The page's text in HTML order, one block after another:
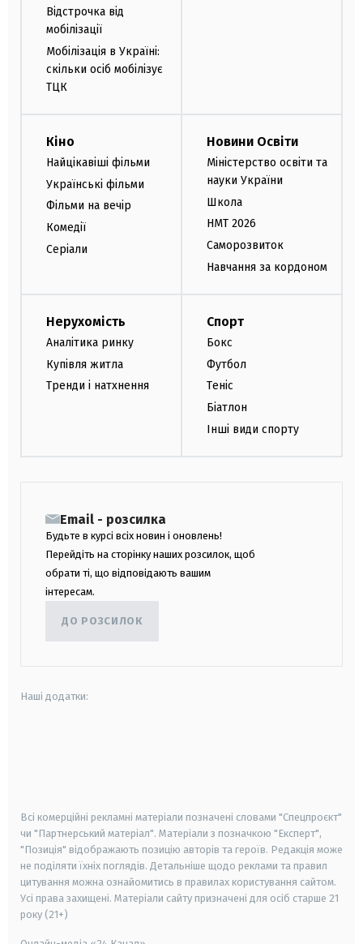
Відстрочка від
мобілізації
Мобілізація в Україні:
скільки осіб мобілізує
ТЦК
Кіно
Найцікавіші фільми
Українські фільми
Фільми на вечір
Комедії
Серіали
Новини Освіти
Міністерство освіти та
науки України
Школа
НМТ 2026
Саморозвиток
Навчання за кордоном
Нерухомість
Аналітика ринку
Купівля житла
Тренди і натхнення
Спорт
Бокс
Футбол
Теніс
Біатлон
Інші види спорту
Email - розсилка
Будьте в курсі всіх новин і оновлень!
Перейдіть на сторінку наших розсилок, щоб
обрати ті, що відповідають вашим
інтересам.
ДО РОЗСИЛОК
Наші додатки:
Всі комерційні рекламні матеріали позначені словами "Спецпроєкт"
чи "Партнерський матеріал". Матеріали з позначкою "Експерт",
"Позиція" відображають позицію авторів та героїв. Редакція може
не поділяти їхніх поглядів. Детальніше щодо реклами та правил
цитування можна ознайомитись в правилах користування сайтом.
Усі права захищені. Матеріали сайту призначені для осіб старше 21
року (21+)